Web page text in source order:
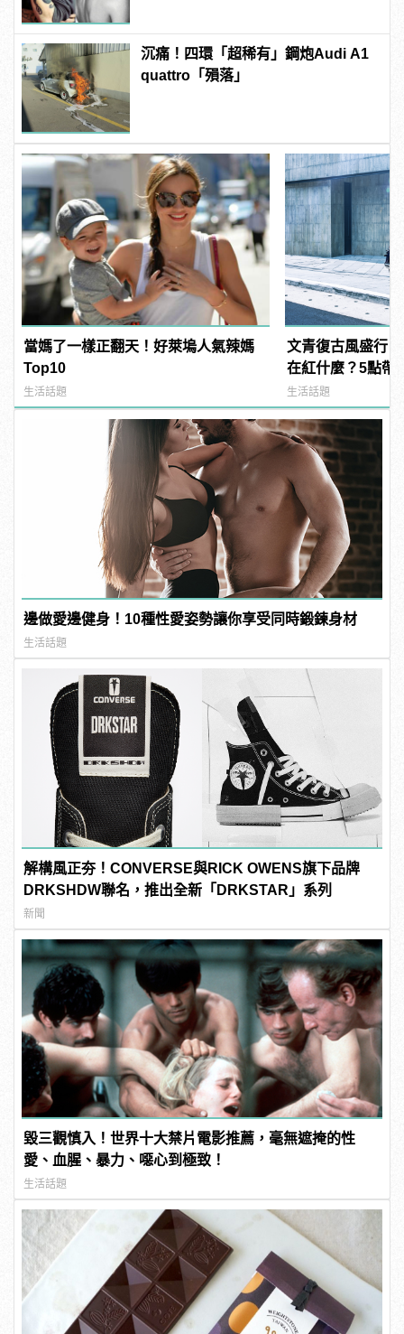
沉痛！四環「超稀有」鋼炮Audi A1
quattro「殞落」
當媽了一樣正翻天！好萊塢人氣辣媽
Top10
生活話題
文青復古風盛行
在紅什麼？5點帶
manfashion這樣
生活話題
邊做愛邊健身！10種性愛姿勢讓你享受同時鍛鍊身材
生活話題
解構風正夯！CONVERSE與RICK OWENS旗下品牌
DRKSHDW聯名，推出全新「DRKSTAR」系列
新聞
毀三觀慎入！世界十大禁片電影推薦，毫無遮掩的性
愛、血腥、暴力、噁心到極致！
生活話題